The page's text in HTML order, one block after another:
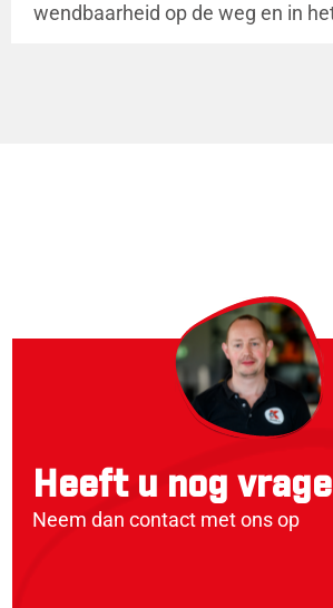
wendbaarheid op de weg en in
Heeft u nog
Neem dan contact met ons op